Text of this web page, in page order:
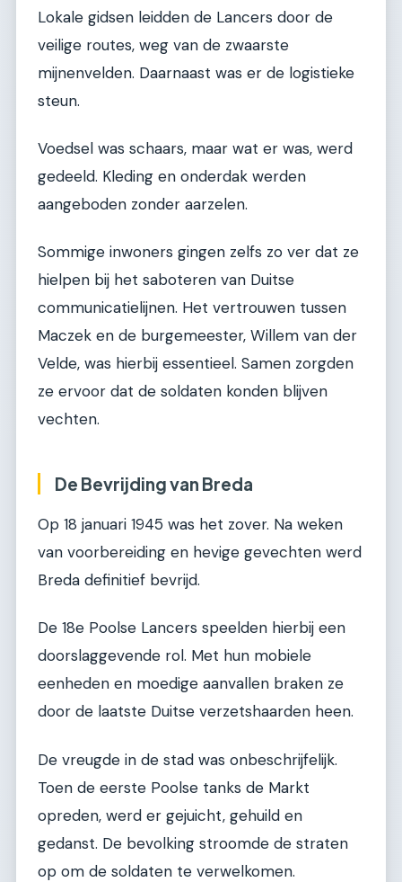
Lokale gidsen leidden de Lancers door de
veilige routes, weg van de zwaarste
mijnenvelden. Daarnaast was er de logistieke
steun.
Voedsel was schaars, maar wat er was, werd
gedeeld. Kleding en onderdak werden
aangeboden zonder aarzelen.
Sommige inwoners gingen zelfs zo ver dat ze
hielpen bij het saboteren van Duitse
communicatielijnen. Het vertrouwen tussen
Maczek en de burgemeester, Willem van der
Velde, was hierbij essentieel. Samen zorgden
ze ervoor dat de soldaten konden blijven
vechten.
De Bevrijding van Breda
Op 18 januari 1945 was het zover. Na weken
van voorbereiding en hevige gevechten werd
Breda definitief bevrijd.
De 18e Poolse Lancers speelden hierbij een
doorslaggevende rol. Met hun mobiele
eenheden en moedige aanvallen braken ze
door de laatste Duitse verzetshaarden heen.
De vreugde in de stad was onbeschrijfelijk.
Toen de eerste Poolse tanks de Markt
opreden, werd er gejuicht, gehuild en
gedanst. De bevolking stroomde de straten
op om de soldaten te verwelkomen.